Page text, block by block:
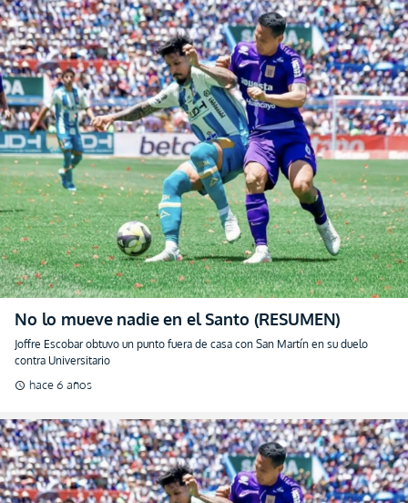
No lo mueve nadie en el Santo (RESUMEN)
Joffre Escobar obtuvo un punto fuera de casa con San Martín en su duelo
contra Universitario
schedule hace 6 años